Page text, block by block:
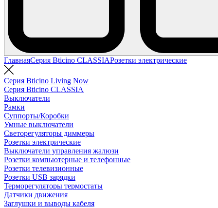
ГлавнаяСерия Bticino CLASSIAРозетки электрические
Серия Bticino Living Now
Серия Bticino CLASSIA
Выключатели
Рамки
Суппорты/Коробки
Умные выключатели
Светорегуляторы диммеры
Розетки электрические
Выключатели управления жалюзи
Розетки компьютерные и телефонные
Розетки телевизионные
Розетки USB зарядки
Терморегуляторы термостаты
Датчики движения
Заглушки и выводы кабеля